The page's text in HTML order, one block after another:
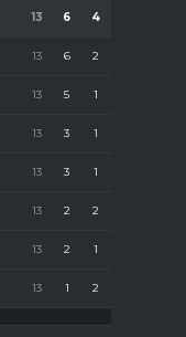
13 6 4
13 6 2
13 5 1
13 3 1
13 3 1
13 2 2
13 2 1
13 1 2